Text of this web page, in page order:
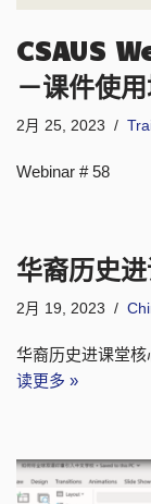
CSAUS
－课件使
2月 25, 2023
Webinar # 58
华裔历史
2月 19, 2023
华裔历史进课堂
读更多 »